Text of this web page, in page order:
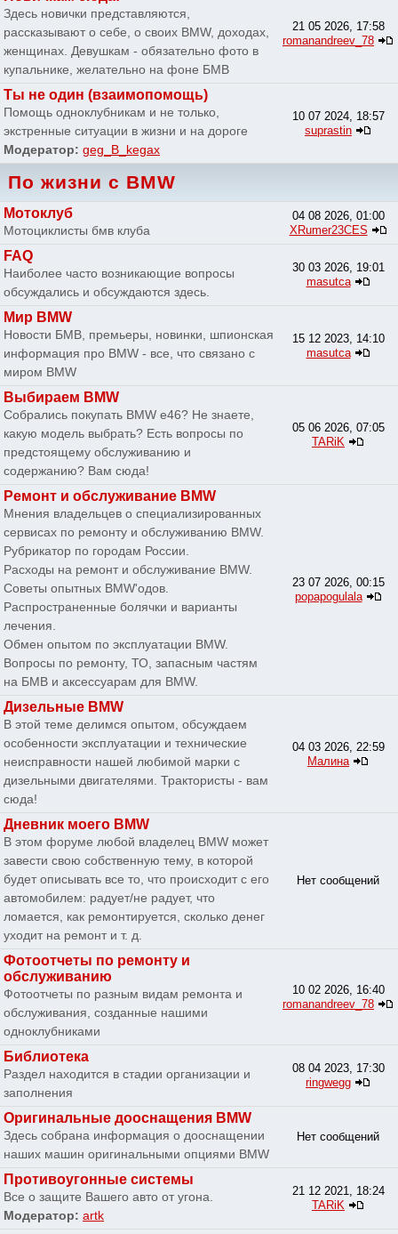
Здесь новички представляются,
рассказывают о себе, о своих BMW, доходах,
женщинах. Девушкам - обязательно фото в
купальнике, желательно на фоне БМВ
21 05 2026, 17:58
romanandreev_78
Ты не один (взаимопомощь)
Помощь одноклубникам и не только,
экстренные ситуации в жизни и на дороге
Модератор: geg_B_kegax
10 07 2024, 18:57
suprastin
По жизни с BMW
Мотоклуб
Мотоциклисты бмв клуба
04 08 2026, 01:00
XRumer23CES
FAQ
Наиболее часто возникающие вопросы
обсуждались и обсуждаются здесь.
30 03 2026, 19:01
masutca
Мир BMW
Новости БМВ, премьеры, новинки, шпионская
информация про BMW - все, что связано с
миром BMW
15 12 2023, 14:10
masutca
Выбираем BMW
Собрались покупать BMW e46? Не знаете,
какую модель выбрать? Есть вопросы по
предстоящему обслуживанию и
содержанию? Вам сюда!
05 06 2026, 07:05
TARiK
Ремонт и обслуживание BMW
Мнения владельцев о специализированных
сервисах по ремонту и обслуживанию BMW.
Рубрикатор по городам России.
Расходы на ремонт и обслуживание BMW.
Советы опытных BMW'одов.
Распространенные болячки и варианты
лечения.
Обмен опытом по эксплуатации BMW.
Вопросы по ремонту, ТО, запасным частям
на БМВ и аксессуарам для BMW.
23 07 2026, 00:15
popapogulala
Дизельные BMW
В этой теме делимся опытом, обсуждаем
особенности эксплуатации и технические
неисправности нашей любимой марки с
дизельными двигателями. Трактористы - вам
сюда!
04 03 2026, 22:59
Малина
Дневник моего BMW
В этом форуме любой владелец BMW может
завести свою собственную тему, в которой
будет описывать все то, что происходит с его
автомобилем: радует/не радует, что
ломается, как ремонтируется, сколько денег
уходит на ремонт и т. д.
Нет сообщений
Фотоотчеты по ремонту и
обслуживанию
Фотоотчеты по разным видам ремонта и
обслуживания, созданные нашими
одноклубниками
10 02 2026, 16:40
romanandreev_78
Библиотека
Раздел находится в стадии организации и
заполнения
08 04 2023, 17:30
ringwegg
Оригинальные дооснащения BMW
Здесь собрана информация о дооснащении
наших машин оригинальными опциями BMW
Нет сообщений
Противоугонные системы
Все о защите Вашего авто от угона.
Модератор: artk
21 12 2021, 18:24
TARiK